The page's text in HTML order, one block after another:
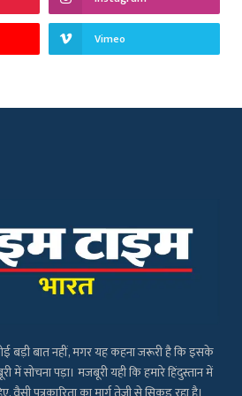
Vimeo
बड़ी बात नहीं, मगर यह कहना जरूरी है कि इसके
सोचना पड़ा। मजबूरी यही कि हमारे हिंदुस्तान में